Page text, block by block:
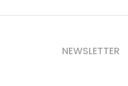
NEWSLETTER